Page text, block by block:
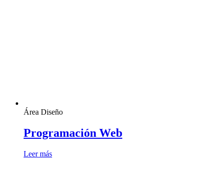
Área Diseño
Programación Web
Leer más